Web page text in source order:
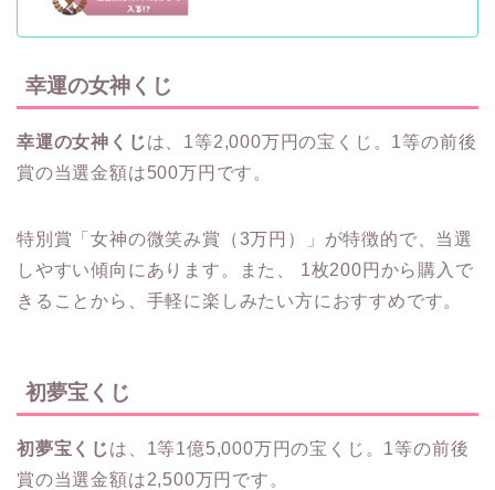
幸運の女神くじ
幸運の女神くじは、1等2,000万円の宝くじ。1等の前後
賞の当選金額は500万円です。
特別賞「女神の微笑み賞（3万円）」が特徴的で、当選
しやすい傾向にあります。また、 1枚200円から購入で
きることから、手軽に楽しみたい方におすすめです。
初夢宝くじ
初夢宝くじは、1等1億5,000万円の宝くじ。1等の前後
賞の当選金額は2,500万円です。